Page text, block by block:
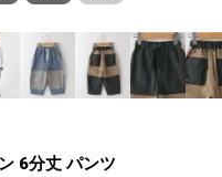
6分丈 パンツ